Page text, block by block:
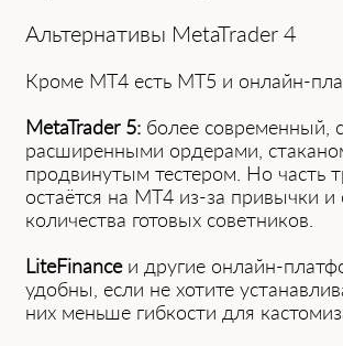
Альтернативы MetaTrader 4
Кроме MT4 есть MT5 и онлайн-
MetaTrader 5: более современный, с
расширенными ордерами,
продвинутым тестером. Но часть
остаётся на MT4 из-за привычки и
количества готовых советников.
LiteFinanceи другие онлайн-
удобны, если не хотите
них меньше гибкости для